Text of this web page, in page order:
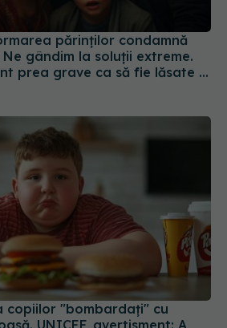
gândim la soluții extreme.
prea grave ca să fie lăsate la
care trăiesc într-o lume
copiilor "bombardați" cu
UNICEF, avertisment: A